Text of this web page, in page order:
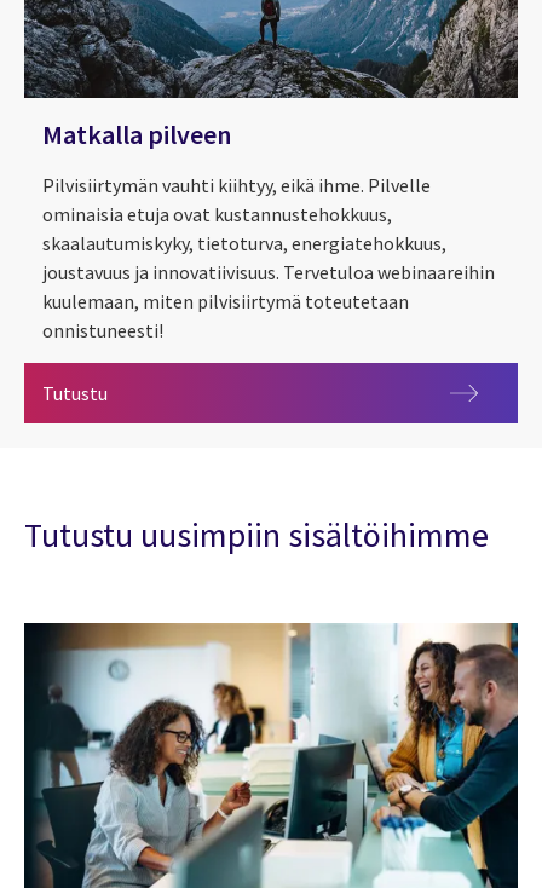
Matkalla pilveen
Pilvisiirtymän vauhti kiihtyy, eikä ihme. Pilvelle
ominaisia etuja ovat kustannustehokkuus,
skaalautumiskyky, tietoturva, energiatehokkuus,
joustavuus ja innovatiivisuus. Tervetuloa webinaareihin
kuulemaan, miten pilvisiirtymä toteutetaan
onnistuneesti!
Tutustu
Tutustu uusimpiin sisältöihimme